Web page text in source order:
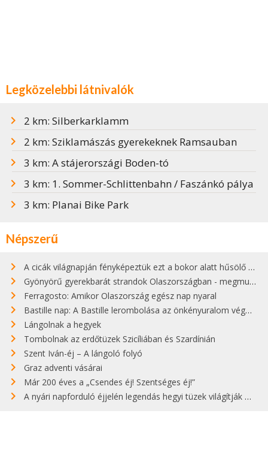
Legközelebbi látnivalók
2 km: Silberkarklamm
2 km: Sziklamászás gyerekeknek Ramsauban
3 km: A stájerországi Boden-tó
3 km: 1. Sommer-Schlittenbahn / Faszánkó pálya
3 km: Planai Bike Park
Népszerű
A cicák világnapján fényképeztük ezt a bokor alatt hűsölő cicát Kisorosziban
Gyönyörű gyerekbarát strandok Olaszországban - megmutatjuk a 15 legjobbat
Ferragosto: Amikor Olaszország egész nap nyaral
Bastille nap: A Bastille lerombolása az önkényuralom végét jelentette
Lángolnak a hegyek
Tombolnak az erdőtüzek Szicíliában és Szardínián
Szent Iván-éj – A lángoló folyó
Graz adventi vásárai
Már 200 éves a „Csendes éj! Szentséges éj!”
A nyári napforduló éjjelén legendás hegyi tüzek világítják meg Zugspitzét